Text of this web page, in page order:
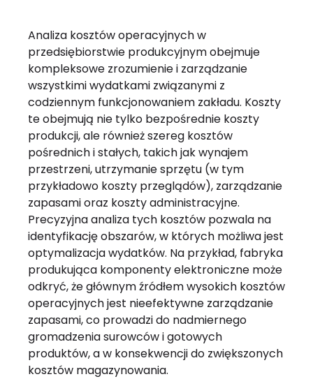
Analiza kosztów operacyjnych w
przedsiębiorstwie produkcyjnym obejmuje
kompleksowe zrozumienie i zarządzanie
wszystkimi wydatkami związanymi z
codziennym funkcjonowaniem zakładu. Koszty
te obejmują nie tylko bezpośrednie koszty
produkcji, ale również szereg kosztów
pośrednich i stałych, takich jak wynajem
przestrzeni, utrzymanie sprzętu (w tym
przykładowo koszty przeglądów), zarządzanie
zapasami oraz koszty administracyjne.
Precyzyjna analiza tych kosztów pozwala na
identyfikację obszarów, w których możliwa jest
optymalizacja wydatków. Na przykład, fabryka
produkująca komponenty elektroniczne może
odkryć, że głównym źródłem wysokich kosztów
operacyjnych jest nieefektywne zarządzanie
zapasami, co prowadzi do nadmiernego
gromadzenia surowców i gotowych
produktów, a w konsekwencji do zwiększonych
kosztów magazynowania.